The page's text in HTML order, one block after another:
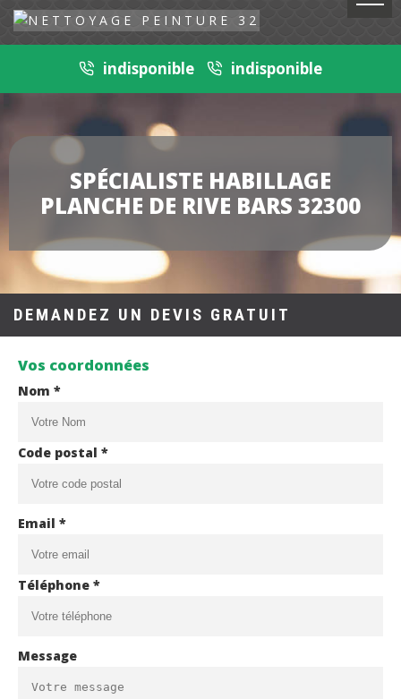
indisponible indisponible
SPÉCIALISTE HABILLAGE
PLANCHE DE RIVE BARS 32300
DEMANDEZ UN DEVIS GRATUIT
Vos coordonnées
Nom *
Code postal *
Email *
Téléphone *
Message